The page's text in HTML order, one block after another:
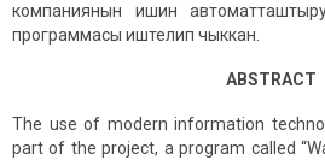
компаниянын ишин
программасы иштелип чыккан.
ABSTRACT
The use of modern information
part of the project, a program called